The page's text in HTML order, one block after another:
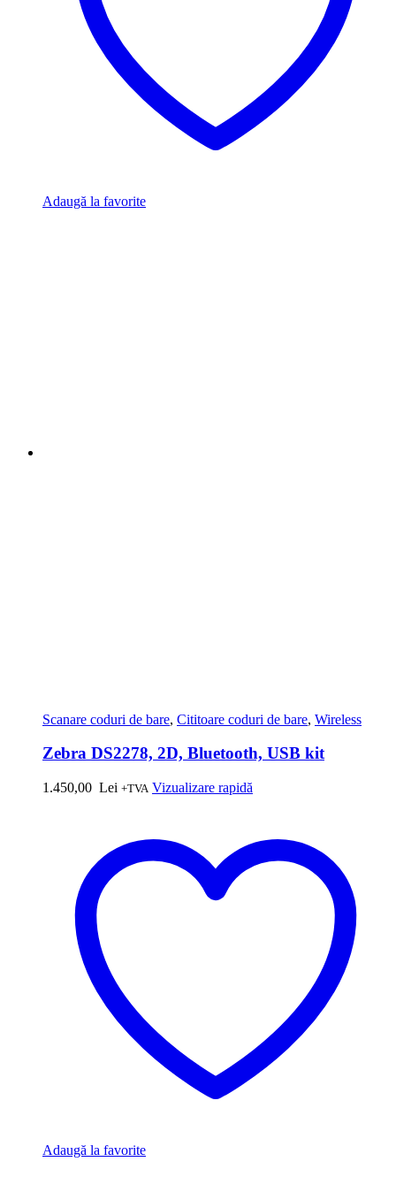
Adaugă la favorite
Scanare coduri de bare, Cititoare coduri de bare, Wireless
Zebra DS2278, 2D, Bluetooth, USB kit
1.450,00 Lei +TVA Vizualizare rapidă
Adaugă la favorite